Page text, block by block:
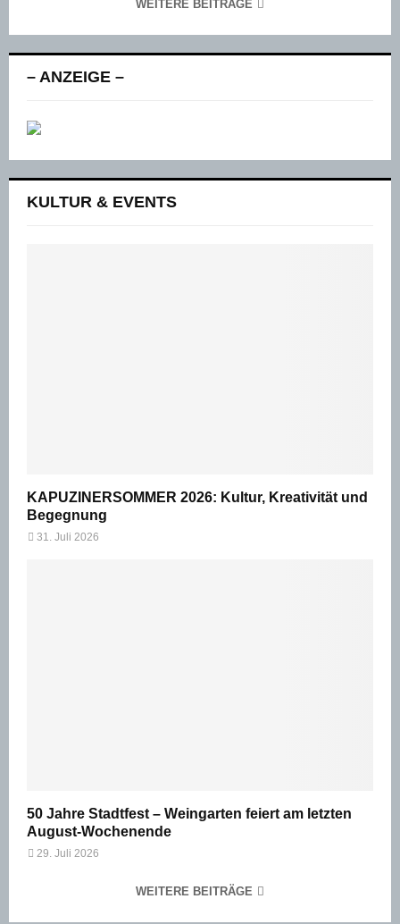
WEITERE BEITRÄGE
– ANZEIGE –
KULTUR & EVENTS
KAPUZINERSOMMER 2026: Kultur, Kreativität und
Begegnung
31. Juli 2026
50 Jahre Stadtfest – Weingarten feiert am letzten
August-Wochenende
29. Juli 2026
WEITERE BEITRÄGE